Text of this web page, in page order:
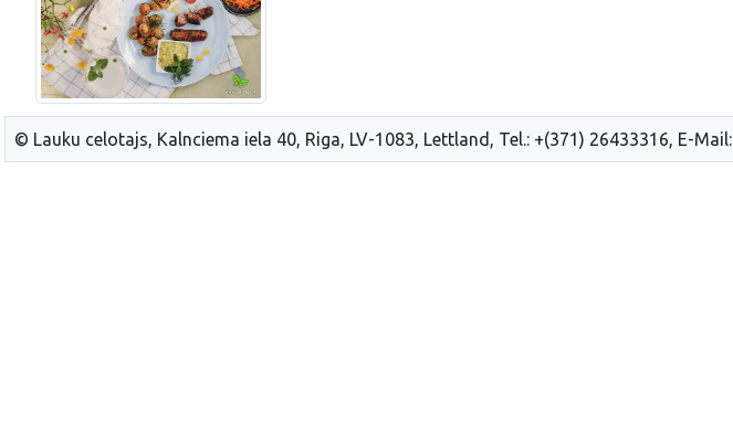
© Lauku celotajs, Kalnciema iela 40, Riga, LV-1083, Lettland, Tel.: +(371) 26433316, E-Mail: